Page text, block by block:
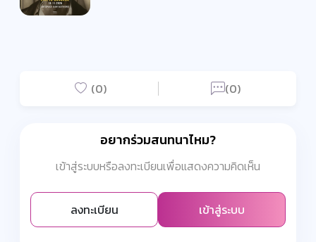
(0) (0)
อยากร่วมสนทนาไหม?
เข้าสู่ระบบหรือลงทะเบียนเพื่อแสดงความคิดเห็น
ลงทะเบียน เข้าสู่ระบบ